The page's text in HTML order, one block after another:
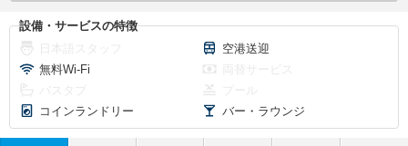
設備・サービスの特徴
空港送迎
無料Wi-Fi
コインランドリー
バー・ラウンジ